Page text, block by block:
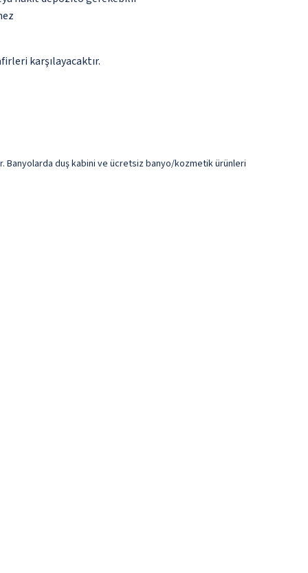
karşılayacaktır.
Banyolarda duş kabini ve ücretsiz banyo/kozmetik ürünleri